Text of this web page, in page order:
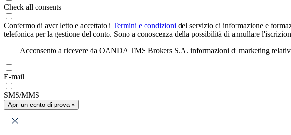
Check all consents
Confermo di aver letto e accettato i Termini e condizioni del servizio di informazione e
telefonica per la gestione del conto. Sono a conoscenza della possibilità di annullare
Acconsento a ricevere da OANDA TMS Brokers S.A. informazioni di marketing
E-mail
SMS/MMS
Apri un conto di prova »